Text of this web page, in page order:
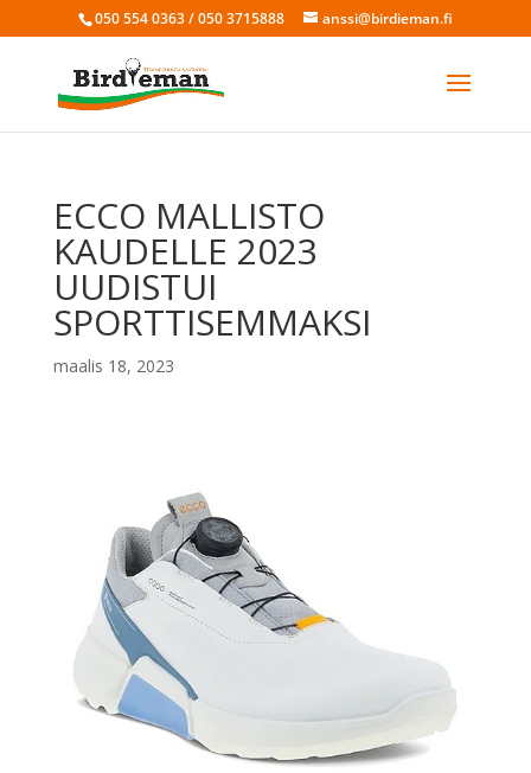
050 554 0363 / 050 3715888 anssi@birdieman.fi
ECCO MALLISTO
KAUDELLE 2023
UUDISTUI
SPORTTISEMMAKSI
maalis 18, 2023